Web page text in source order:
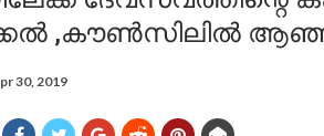
,കൗൺസിലിൽ
30, 2019